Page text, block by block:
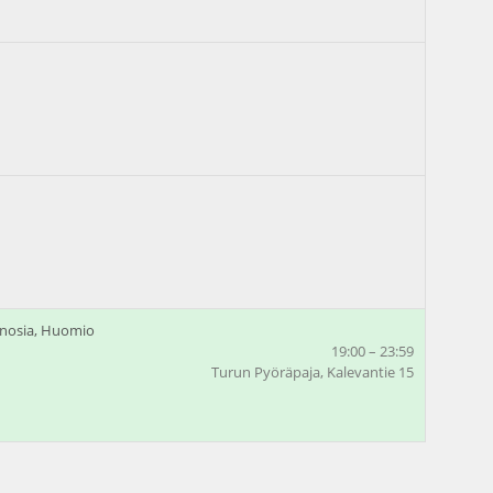
Huomio
19:00 – 23:59
Turun Pyöräpaja, Kalevantie 15